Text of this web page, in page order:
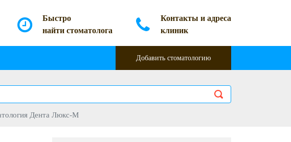
Быстро
найти стоматолога
Контакты и адреса
клиник
Добавить стоматологию
Дента Люкс-М